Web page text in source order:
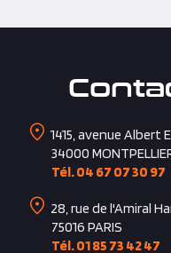
1415, avenue Albert
34000
Tél. 04 67 07 30 97
28, rue de l'Amiral
75016 PARIS
Tél. 01 85 73 42 47